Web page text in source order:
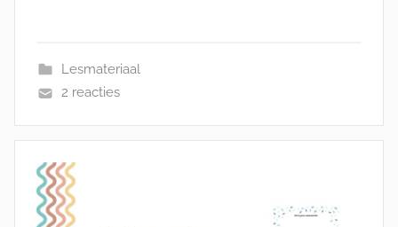
Lesmateriaal
2 reacties